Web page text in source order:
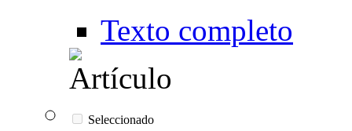
Texto completo
Seleccionado